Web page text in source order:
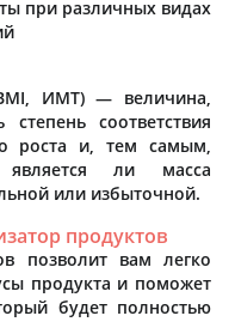
при различных видах
ИМТ) — величина,
соответствия
роста и, тем самым,
является ли масса
или избыточной.
продуктов
позволит вам легко
продукта и поможет
будет полностью